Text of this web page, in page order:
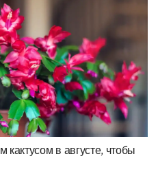
кактусом в августе, чтобы